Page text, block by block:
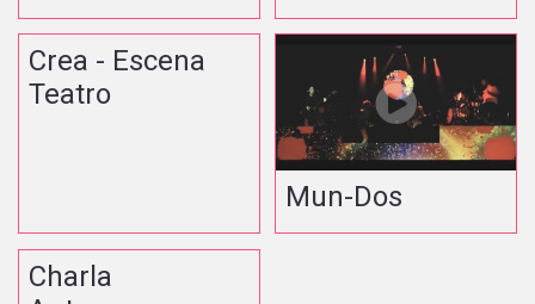
Crea - Escena
Teatro
Mun-Dos
Charla